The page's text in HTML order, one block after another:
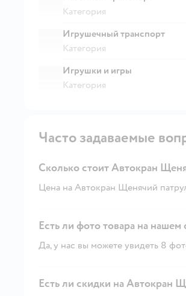
Категория
Игрушечный транспорт
Категория
Игрушки и игры
Категория
Часто задаваемые
Сколько стоит Автокран
Цена на Автокран Щенячий
Есть ли фото товара на нашем
Да, у нас вы можете увидеть 8
Есть ли скидки на Автокран